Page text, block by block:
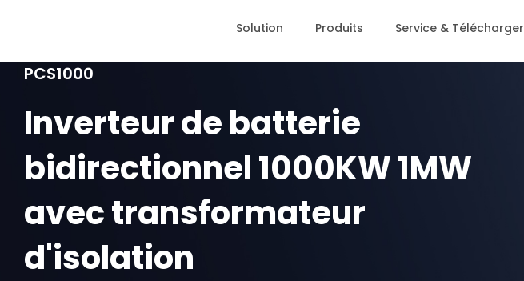
Solution Produits Service & Télécharger
PCS1000
Inverteur de batterie
bidirectionnel 1000KW 1MW
avec transformateur
d'isolation